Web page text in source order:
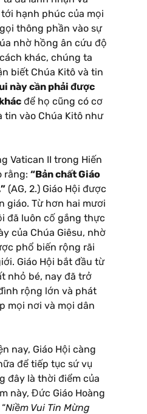
hạnh phúc của mọi
thông phần vào sự
nhờ hồng ân cứu độ
khác, chúng ta
biết Chúa Kitô và tin
này cần phải được
để họ cũng có cơ
tin vào Chúa Kitô như
Vatican II trong Hiến
rằng: “Bản chất Giáo
(AG, 2.) Giáo Hội được
giáo. Từ hơn hai mươi
đã luôn cố gắng thực
của Chúa Giêsu, nhờ
phổ biến rộng rãi
Giáo Hội bắt đầu từ
nhỏ bé, nay đã trở
rộng lớn và phát
mọi nơi và mọi dân
nay, Giáo Hội càng
để tiếp tục sứ vụ
đây là thời điểm của
này, Đức Giáo Hoàng
Niềm Vui Tin Mừng